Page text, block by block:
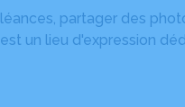
partager des
un lieu d'expression